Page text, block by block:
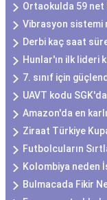
Ortaokulda 59 net
Vibrasyon sistemi
Derbi kaç saat
Hunlar'ın ilk lideri
7. sınıf için
UAVT kodu
Amazon'da en
Ziraat Türkiye
Futbolcuların
Kolombiya neden
Bulmacada Fikir